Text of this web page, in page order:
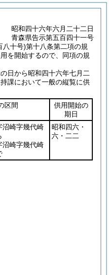
昭和四十六年六月二十二日
青森県告示第五百四十一号
八十号)第十八条第二項の規
を開始するので、同項の規
日から昭和四十六年七月二
課において一般の縦覧に供
区間
供用開始の
期日
沼崎字幾代崎
沼崎字幾代崎
昭和四六・
六・二二